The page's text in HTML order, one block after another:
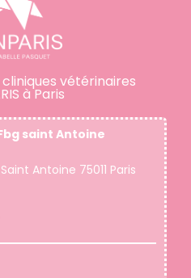
vétérinaires
à Paris
saint Antoine
Antoine 75011 Paris